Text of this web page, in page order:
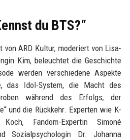
du BTS?“
ARD Kultur, moderiert von Lisa-
Kim, beleuchtet die Geschichte
werden verschiedene Aspekte
das Idol-System, die Macht des
während des Erfolgs, der
und die Rückkehr. Experten wie K-
Fandom-Expertin Simoné
Sozialpsychologin Dr. Johanna